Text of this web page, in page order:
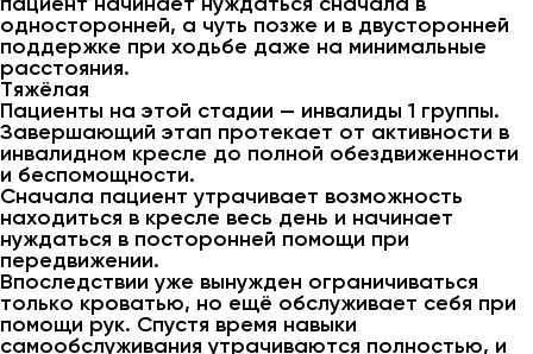
односторонней, а чуть позже и в двусторонней
поддержке при ходьбе даже на минимальные
расстояния.
Тяжёлая
Пациенты на этой стадии — инвалиды 1 группы.
Завершающий этап протекает от активности в
инвалидном кресле до полной обездвиженности
и беспомощности.
Сначала пациент утрачивает возможность
находиться в кресле весь день и начинает
нуждаться в посторонней помощи при
передвижении.
Впоследствии уже вынужден ограничиваться
только кроватью, но ещё обслуживает себя при
помощи рук. Спустя время навыки
самообслуживания утрачиваются полностью, и